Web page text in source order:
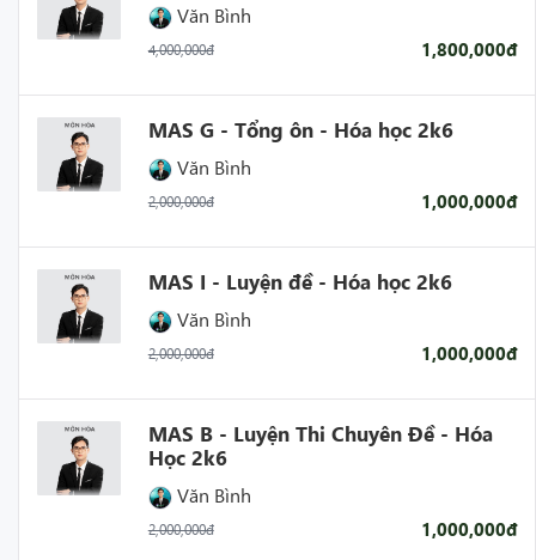
Văn Bình
4,000,000đ 1,800,000đ
MAS G - Tổng ôn - Hóa học 2k6
Văn Bình
2,000,000đ 1,000,000đ
MAS I - Luyện đề - Hóa học 2k6
Văn Bình
2,000,000đ 1,000,000đ
MAS B - Luyện Thi Chuyên Đề - Hóa
Học 2k6
Văn Bình
2,000,000đ 1,000,000đ